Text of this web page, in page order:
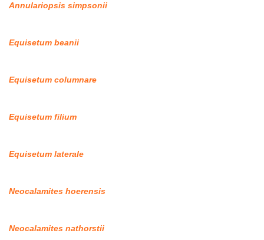
Annulariopsis simpsonii
Equisetum beanii
Equisetum columnare
Equisetum filium
Equisetum laterale
Neocalamites hoerensis
Neocalamites nathorstii